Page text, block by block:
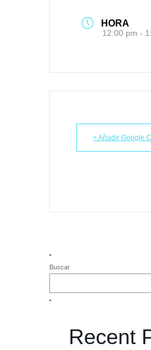
HORA
12:00 pm -
+ Añadir Google
Buscar
Recent